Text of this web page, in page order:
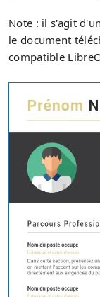
Note : il s'agit d'un
le document
compatible